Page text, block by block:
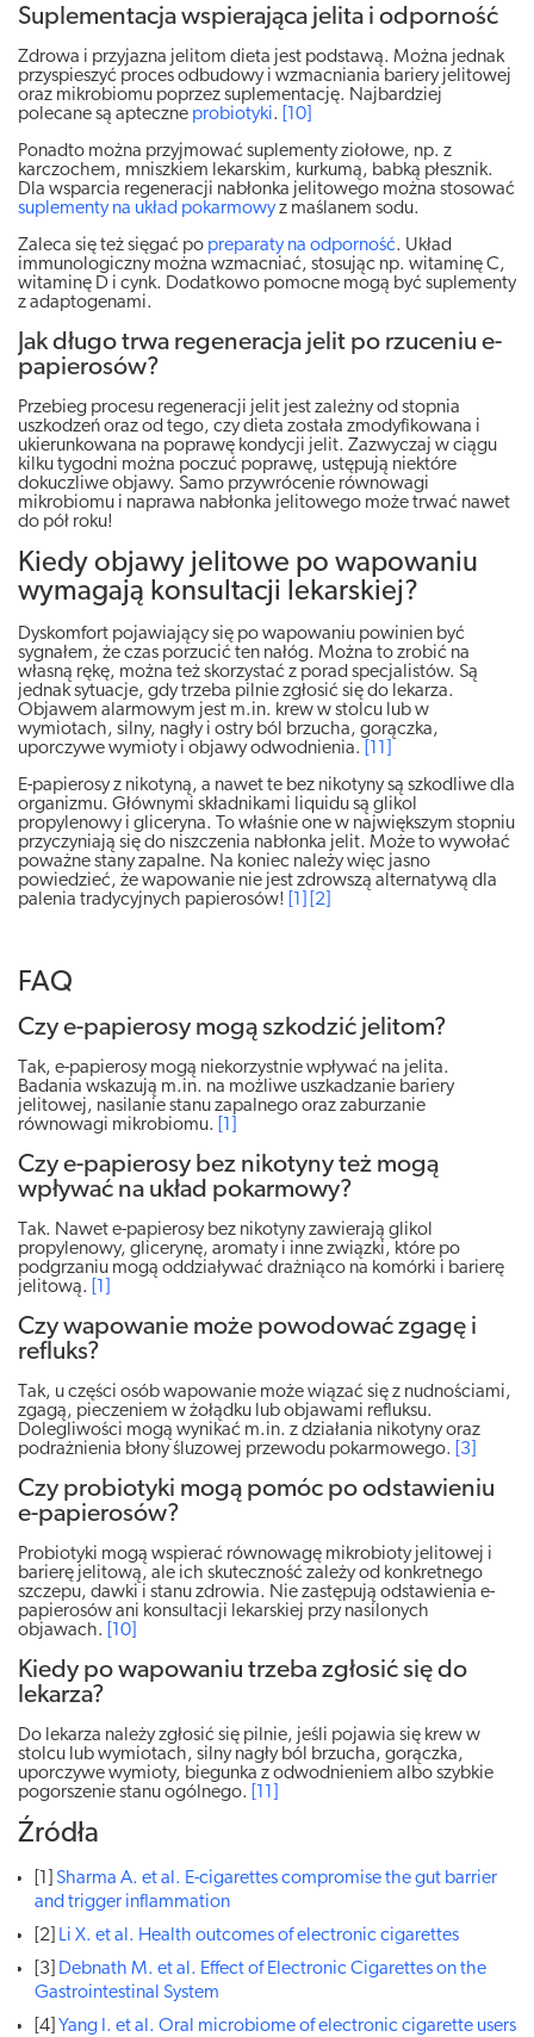
Suplementacja wspierająca jelita i odporność
Zdrowa i przyjazna jelitom dieta jest podstawą. Można jednak
przyspieszyć proces odbudowy i wzmacniania bariery jelitowej
oraz mikrobiomu poprzez suplementację. Najbardziej
polecane są apteczne probiotyki.
[10]
Ponadto można przyjmować suplementy ziołowe, np. z
karczochem, mniszkiem lekarskim, kurkumą, babką płesznik.
Dla wsparcia regeneracji nabłonka jelitowego można stosować
suplementy na układ pokarmowyz maślanem sodu.
Zaleca się też sięgać po preparaty na odporność. Układ
immunologiczny można wzmacniać, stosując np. witaminę C,
witaminę D i cynk. Dodatkowo pomocne mogą być suplementy
z adaptogenami.
Jak długo trwa regeneracja jelit po rzuceniu e-
papierosów?
Przebieg procesu regeneracji jelit jest zależny od stopnia
uszkodzeń oraz od tego, czy dieta została zmodyfikowana i
ukierunkowana na poprawę kondycji jelit. Zazwyczaj w ciągu
kilku tygodni można poczuć poprawę, ustępują niektóre
dokuczliwe objawy. Samo przywrócenie równowagi
mikrobiomu i naprawa nabłonka jelitowego może trwać nawet
do pół roku!
Kiedy objawy jelitowe po wapowaniu
wymagają konsultacji lekarskiej?
Dyskomfort pojawiający się po wapowaniu powinien być
sygnałem, że czas porzucić ten nałóg. Można to zrobić na
własną rękę, można też skorzystać z porad specjalistów. Są
jednak sytuacje, gdy trzeba pilnie zgłosić się do lekarza.
Objawem alarmowym jest m.in. krew w stolcu lub w
wymiotach, silny, nagły i ostry ból brzucha, gorączka,
uporczywe wymioty i objawy odwodnienia.
E-papierosy z nikotyną, a nawet te bez nikotyny są szkodliwe dla
organizmu. Głównymi składnikami liquidu są glikol
propylenowy i gliceryna. To właśnie one w największym stopniu
przyczyniają się do niszczenia nabłonka jelit. Może to wywołać
poważne stany zapalne. Na koniec należy więc jasno
powiedzieć, że wapowanie nie jest zdrowszą alternatywą dla
palenia tradycyjnych papierosów!
[2]
FAQ
Czy e-papierosy mogą szkodzić jelitom?
Tak, e-papierosy mogą niekorzystnie wpływać na jelita.
Badania wskazują m.in. na możliwe uszkadzanie bariery
jelitowej, nasilanie stanu zapalnego oraz zaburzanie
równowagi mikrobiomu.
Czy e-papierosy bez nikotyny też mogą
wpływać na układ pokarmowy?
Tak. Nawet e-papierosy bez nikotyny zawierają glikol
propylenowy, glicerynę, aromaty i inne związki, które po
podgrzaniu mogą oddziaływać drażniąco na komórki i barierę
jelitową.
Czy wapowanie może powodować zgagę i
refluks?
Tak, u części osób wapowanie może wiązać się z nudnościami,
zgagą, pieczeniem w żołądku lub objawami refluksu.
Dolegliwości mogą wynikać m.in. z działania nikotyny oraz
podrażnienia błony śluzowej przewodu pokarmowego.
[3]
Czy probiotyki mogą pomóc po odstawieniu
e-papierosów?
Probiotyki mogą wspierać równowagę mikrobioty jelitowej i
barierę jelitową, ale ich skuteczność zależy od konkretnego
szczepu, dawki i stanu zdrowia. Nie zastępują odstawienia e-
papierosów ani konsultacji lekarskiej przy nasilonych
objawach.
[10]
Kiedy po wapowaniu trzeba zgłosić się do
lekarza?
Do lekarza należy zgłosić się pilnie, jeśli pojawia się krew w
stolcu lub wymiotach, silny nagły ból brzucha, gorączka,
uporczywe wymioty, biegunka z odwodnieniem albo szybkie
pogorszenie stanu ogólnego.
Źródła
Sharma A. et al. E-cigarettes compromise the gut barrier
and trigger inflammation
[2] Li X. et al. Health outcomes of electronic cigarettes
[3]
Debnath M. et al. Effect of Electronic Cigarettes on the
Gastrointestinal System
[4] Yang I. et al. Oral microbiome of electronic cigarette users